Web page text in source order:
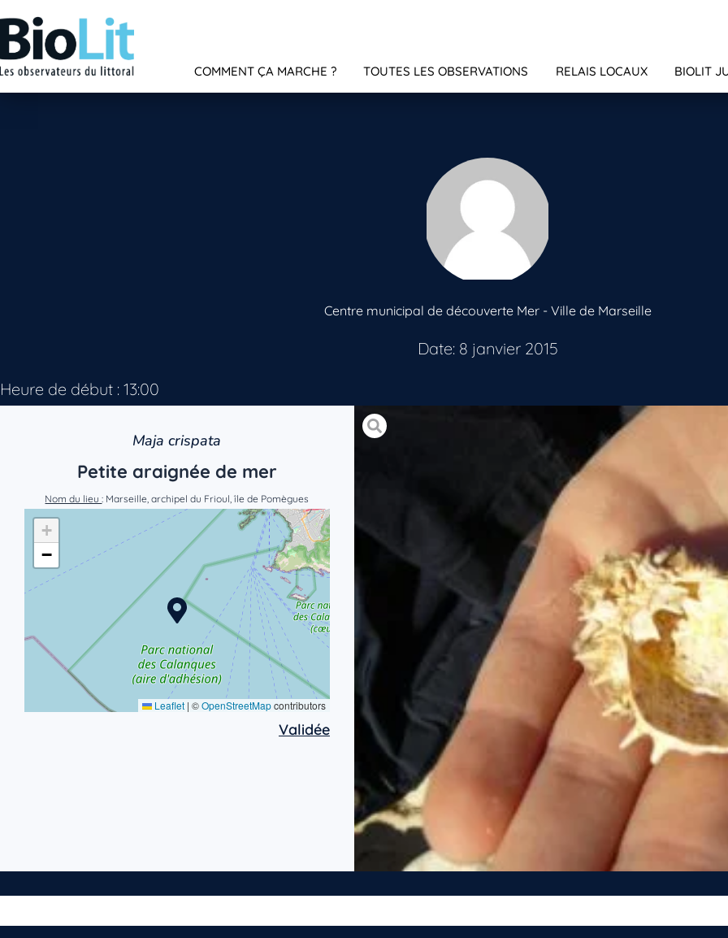
COMMENT ÇA MARCHE ? TOUTES LES OBSERVATIONS RELAIS LOCAUX BIOLIT
Centre municipal de découverte Mer - Ville de Marseille
Date: 8 janvier 2015
Heure de début : 13:00
Maja crispata
Petite araignée de mer
Nom du lieu: Marseille, archipel du Frioul, île de Pomègues
+
−
Leaflet | ©OpenStreetMapcontributors
Validée